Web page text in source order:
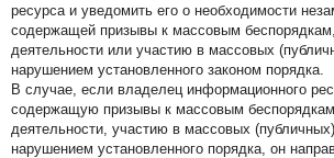
ресурса и уведомить его о необходимости
содержащей призывы к массовым
деятельности или участию в массовых
нарушением установленного законом порядка.
В случае, если владелец информационного
содержащую призывы к массовым
деятельности, участию в массовых
нарушением установленного порядка, он